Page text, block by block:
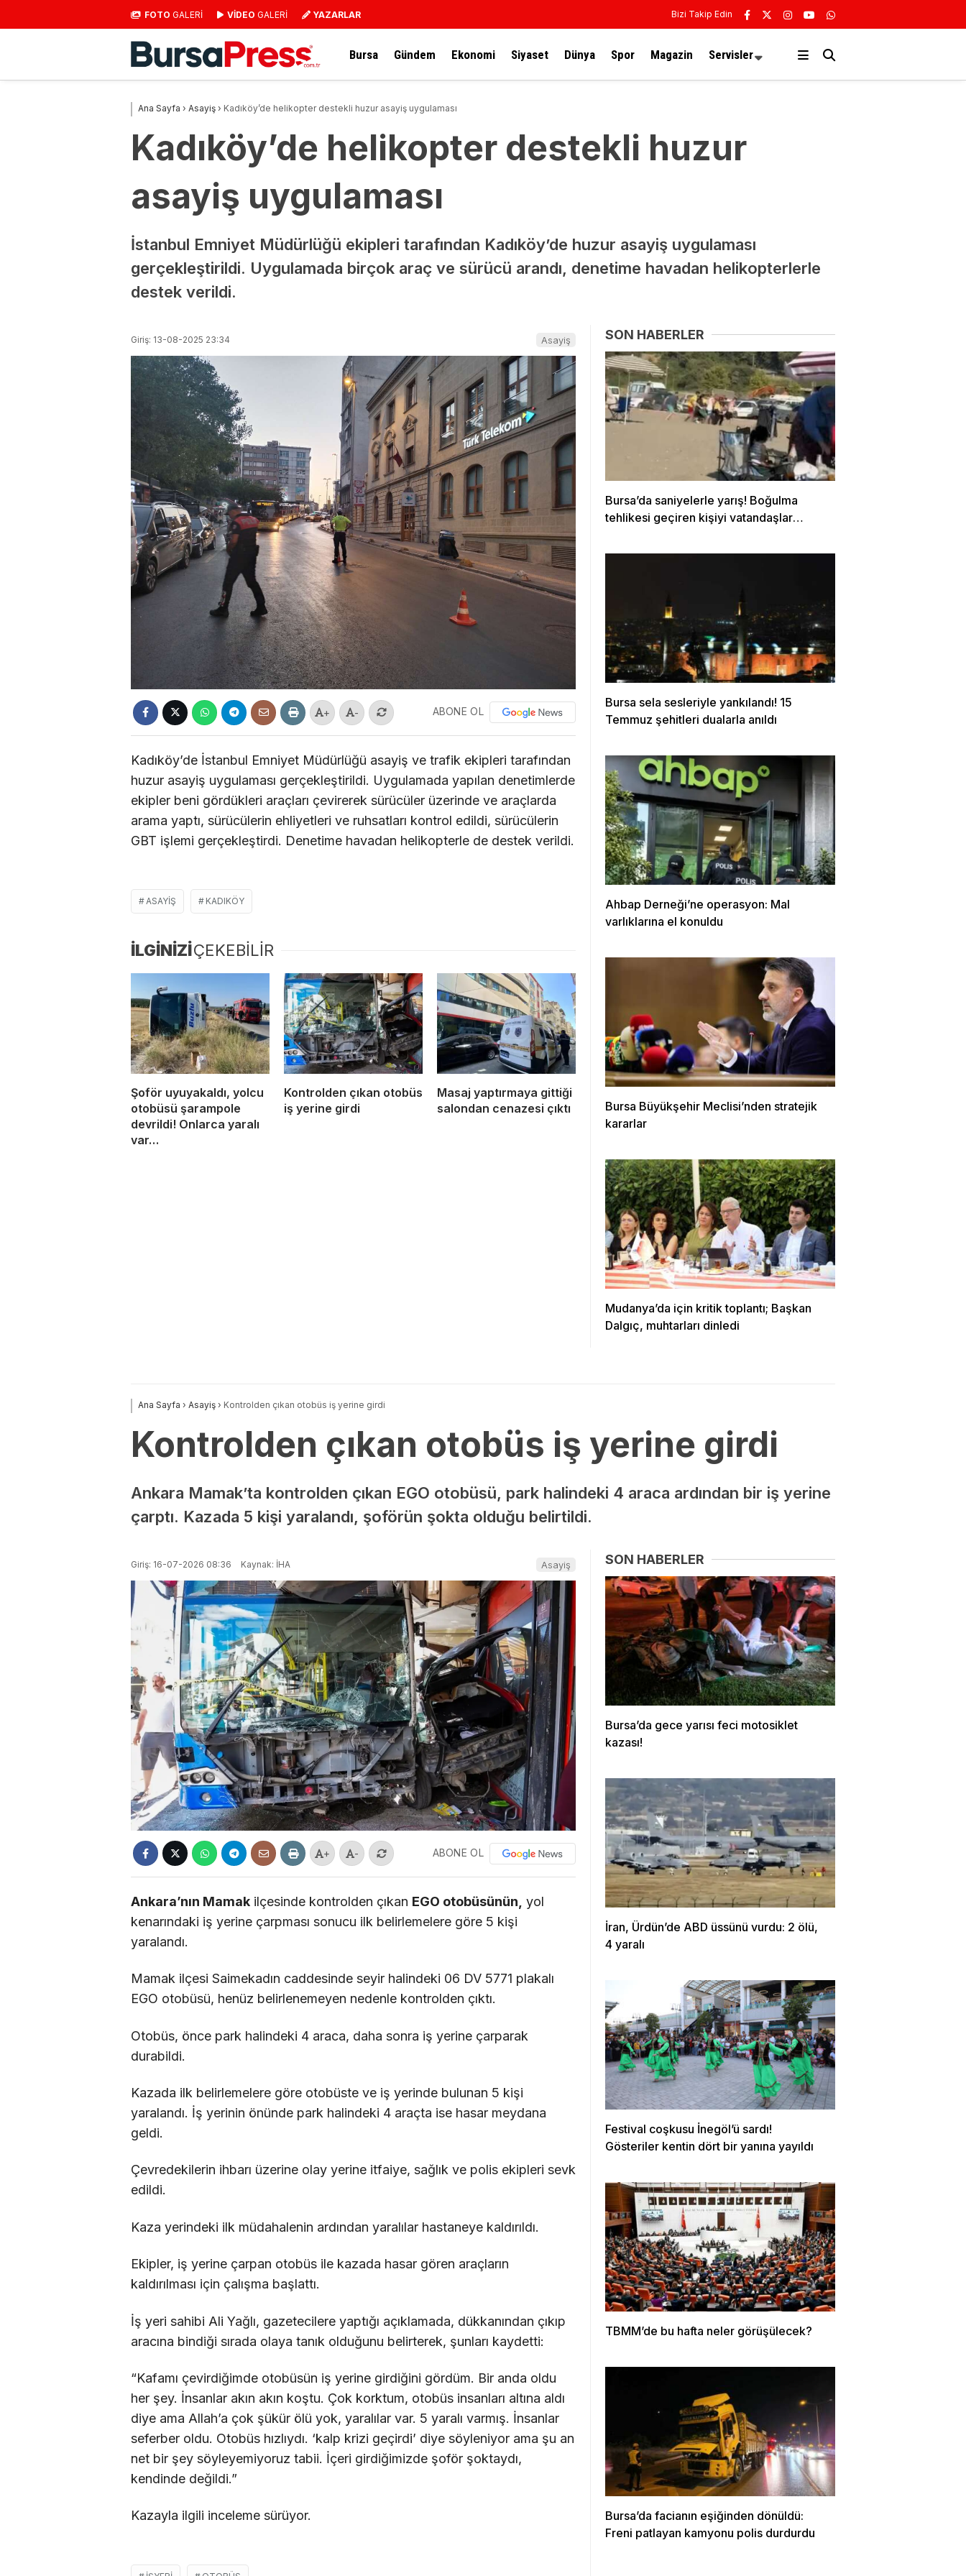
FOTO GALERİ VİDEO GALERİ YAZARLAR Bizi Takip Edin
Bursa Gündem Ekonomi Siyaset Dünya Spor Magazin Servisler
Ana Sayfa › Asayiş › Kadıköy’de helikopter destekli huzur asayiş uygulaması
Kadıköy’de helikopter destekli huzur
asayiş uygulaması
İstanbul Emniyet Müdürlüğü ekipleri tarafından Kadıköy’de huzur asayiş uygulaması
gerçekleştirildi. Uygulamada birçok araç ve sürücü arandı, denetime havadan helikopterlerle
destek verildi.
Giriş: 13-08-2025 23:34 Asayiş
+ - ABONE OL
Kadıköy’de İstanbul Emniyet Müdürlüğü asayiş ve trafik ekipleri tarafından
huzur asayiş uygulaması gerçekleştirildi. Uygulamada yapılan denetimlerde
ekipler beni gördükleri araçları çevirerek sürücüler üzerinde ve araçlarda
arama yaptı, sürücülerin ehliyetleri ve ruhsatları kontrol edildi, sürücülerin
GBT işlemi gerçekleştirdi. Denetime havadan helikopterle de destek verildi.
ASAYIŞ KADIKÖY
İLGİNİZİÇEKEBİLİR
Şoför uyuyakaldı, yolcu
otobüsü şarampole
devrildi! Onlarca yaralı
var…
Kontrolden çıkan otobüs
iş yerine girdi
Masaj yaptırmaya gittiği
salondan cenazesi çıktı
SON HABERLER
Bursa’da saniyelerle yarış! Boğulma
tehlikesi geçiren kişiyi vatandaşlar
Bursa sela sesleriyle yankılandı! 15
Temmuz şehitleri dualarla anıldı
Ahbap Derneği’ne operasyon: Mal
varlıklarına el konuldu
Bursa Büyükşehir Meclisi’nden stratejik
kararlar
Mudanya’da için kritik toplantı; Başkan
Dalgıç, muhtarları dinledi
Ana Sayfa › Asayiş › Kontrolden çıkan otobüs iş yerine girdi
Kontrolden çıkan otobüs iş yerine girdi
Ankara Mamak’ta kontrolden çıkan EGO otobüsü, park halindeki 4 araca ardından bir iş yerine
çarptı. Kazada 5 kişi yaralandı, şoförün şokta olduğu belirtildi.
Giriş: 16-07-2026 08:36 Kaynak: İHA Asayiş
+ - ABONE OL
Ankara’nın Mamak ilçesinde kontrolden çıkan EGO otobüsünün, yol
kenarındaki iş yerine çarpması sonucu ilk belirlemelere göre 5 kişi
yaralandı.
Mamak ilçesi Saimekadın caddesinde seyir halindeki 06 DV 5771 plakalı
EGO otobüsü, henüz belirlenemeyen nedenle kontrolden çıktı.
Otobüs, önce park halindeki 4 araca, daha sonra iş yerine çarparak
durabildi.
Kazada ilk belirlemelere göre otobüste ve iş yerinde bulunan 5 kişi
yaralandı. İş yerinin önünde park halindeki 4 araçta ise hasar meydana
geldi.
Çevredekilerin ihbarı üzerine olay yerine itfaiye, sağlık ve polis ekipleri sevk
edildi.
Kaza yerindeki ilk müdahalenin ardından yaralılar hastaneye kaldırıldı.
Ekipler, iş yerine çarpan otobüs ile kazada hasar gören araçların
kaldırılması için çalışma başlattı.
İş yeri sahibi Ali Yağlı, gazetecilere yaptığı açıklamada, dükkanından çıkıp
aracına bindiği sırada olaya tanık olduğunu belirterek, şunları kaydetti:
“Kafamı çevirdiğimde otobüsün iş yerine girdiğini gördüm. Bir anda oldu
her şey. İnsanlar akın akın koştu. Çok korktum, otobüs insanları altına aldı
diye ama Allah’a çok şükür ölü yok, yaralılar var. 5 yaralı varmış. İnsanlar
seferber oldu. Otobüs hızlıydı. ‘kalp krizi geçirdi’ diye söyleniyor ama şu an
net bir şey söyleyemiyoruz tabii. İçeri girdiğimizde şoför şoktaydı,
kendinde değildi.”
Kazayla ilgili inceleme sürüyor.
SON HABERLER
Bursa’da gece yarısı feci motosiklet
kazası!
İran, Ürdün’de ABD üssünü vurdu: 2 ölü,
4 yaralı
Festival coşkusu İnegöl’ü sardı!
Gösteriler kentin dört bir yanına yayıldı
TBMM’de bu hafta neler görüşülecek?
Bursa’da facianın eşiğinden dönüldü:
Freni patlayan kamyonu polis durdurdu